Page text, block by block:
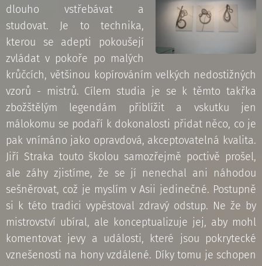
dlouho vstřebávat a
studovat. Je to technika,
kterou se adepti pokoušejí
zvládat v pokoře po malých
krůčcích, většinou kopírováním velkých nedostižných
vzorů - mistrů. Cílem studia je se k těmto takřka
zbožštělým legendám přiblížit a vskutku jen
málokomu se podaří k dokonalosti přidat něco, co je
pak vnímáno jako opravdová, akceptovatelná kvalita.
Jiří Straka touto školou samozřejmě poctivě prošel,
ale záhy zjistíme, že se jí nenechal ani náhodou
sešněrovat, což je myslím v Asii jedinečné. Postupně
si k této tradici vypěstoval zdravý odstup. Ne že by
mistrovství ubíral, ale konceptualizuje jej, aby mohl
komentovat jevy a události, které jsou pokrytecké
vznešenosti na hony vzdálené. Díky tomu je schopen